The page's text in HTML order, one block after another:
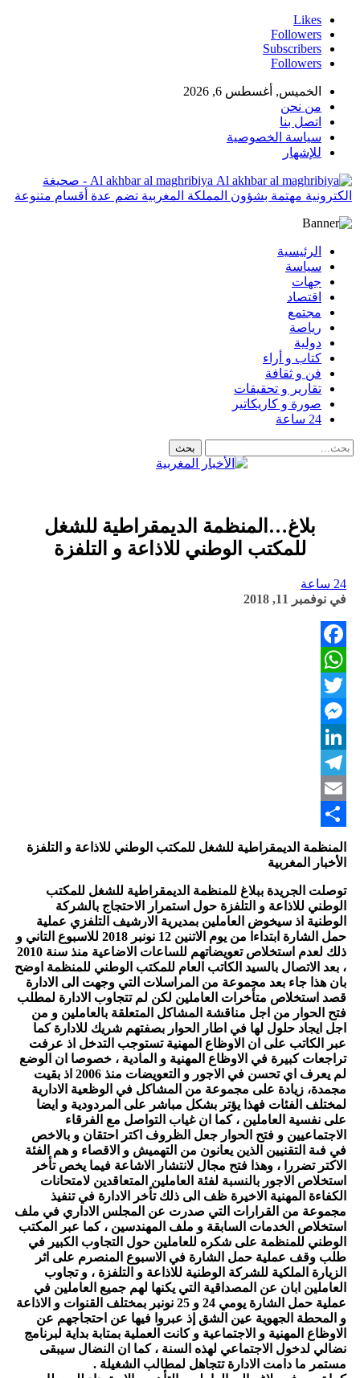
Likes
Followers
Subscribers
Followers
الخميس, أغسطس 6, 2026
من نحن
اتصل بنا
سياسة الخصوصية
للإشهار
Al akhbar al maghribiya - صحيغة
الكترونية مهتمة بشؤون المملكة المغربية تضم عدة أقسام متنوعة
الرئيسية
سياسة
جهات
اقتصاد
مجتمع
رياصة
دولية
كتاب و أراء
فن و ثقافة
تقارير و تحقيقات
صورة و كاريكاتير
24 ساعة
بلاغ…المنظمة الديمقراطية للشغل
للمكتب الوطني للاذاعة و التلفزة
24 ساعة
في نوفمبر 11, 2018
Facebook
WhatsApp
Twitter
Messenger
LinkedIn
Telegram
Email
Share
المنظمة الديمقراطية للشغل للمكتب الوطني للاذاعة و التلفزة
الأخبار المغربية
توصلت الجريدة ببلاغ للمنظمة الديمقراطية للشغل للمكتب
الوطني للاذاعة و التلفزة حول استمرار الاحتجاج بالشركة
الوطنية اذ سيخوض العاملين بمديرية الارشيف التلفزي عملية
حمل الشارة ابتداءا من يوم الاتنين 12 نونبر 2018 للاسبوع التاني و
ذلك لعدم استخلاص تعويضاتهم للساعات الاضاعية منذ سنة 2010
، بعد الاتصال بالسيد الكاتب العام للمكتب الوطني للمنظمة اوضح
بان هذا جاء بعد مجموعة من المراسلات التي وجهت الى الادارة
قصد استخلاص متأخرات العاملين لكن لم تتجاوب الادارة لمطلب
فتح الحوار من اجل مناقشة المشاكل المتعلقة بالعاملين و من
اجل ايجاد حلول لها في اطار الحوار بصفتهم شريك للادارة كما
عبر الكاتب على ان الاوظاع المهنية تستوجب التدخل اذ عرفت
تراجعات كبيرة في الاوظاع المهنية و المادية ، خصوصا ان الوضع
لم يعرف اي تحسن في الاجور و التعويضات منذ 2006 اذ بقيت
مجمدة، زيادة على مجموعة من المشاكل في الوظعية الادارية
لمختلف الفئات فهذا يؤتر بشكل مباشر على المردودية و ايضا
على نفسية العاملين ، كما ان غياب التواصل مع الفرقاء
الاجتماعيين و فتح الحوار جعل الظروف اكتر احتقان و بالاخص
في فىة التقنيين الذين يعانون من التهميش و الاقصاء و هم الفئة
الاكتر تضررا ، وهذا فتح مجال لانتشار الاشاعة فيما يخص تأخر
استخلاص الاجور بالنسبة لفئة العاملين المتعاقدين لامتحانات
الكفاءة المهنية الاخيرة ظف الى ذلك تأخر الادارة في تنفيذ
مجموعة من القرارات التي صدرت عن المجلس الاداري في ملف
استخلاص الخدمات السابقة و ملف المهندسين ، كما عبر المكتب
الوطني للمنظمة على شكره للعاملين حول التجاوب الكبير في
طلب وقف عملية حمل الشارة في الاسبوع المنصرم على اثر
الزيارة الملكية للشركة الوطنية للاذاعة و التلفزة ، و تجاوب
العاملين ابان عن المصداقية التي يكنها لهم جميع العاملين في
عملية حمل الشارة يومي 24 و 25 نونبر بمختلف القنوات و الاذاعة
و المحطة الجهوية عين الشق إذ عبروا فيها عن احتجاجهم عن
الاوظاع المهنية و الاجتماعية و كانت العملية بمتابة بداية لبرنامج
نضالي لدخول الاجتماعي لهذه السنة ، كما ان النضال سيبقى
مستمر ما دامت الادارة تتجاهل لمطالب الشغيلة .